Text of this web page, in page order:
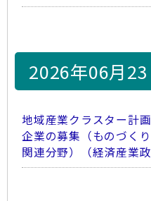
2026年06月23
地域産業クラスター計
企業の募集（ものづく
関連分野）（経済産業政